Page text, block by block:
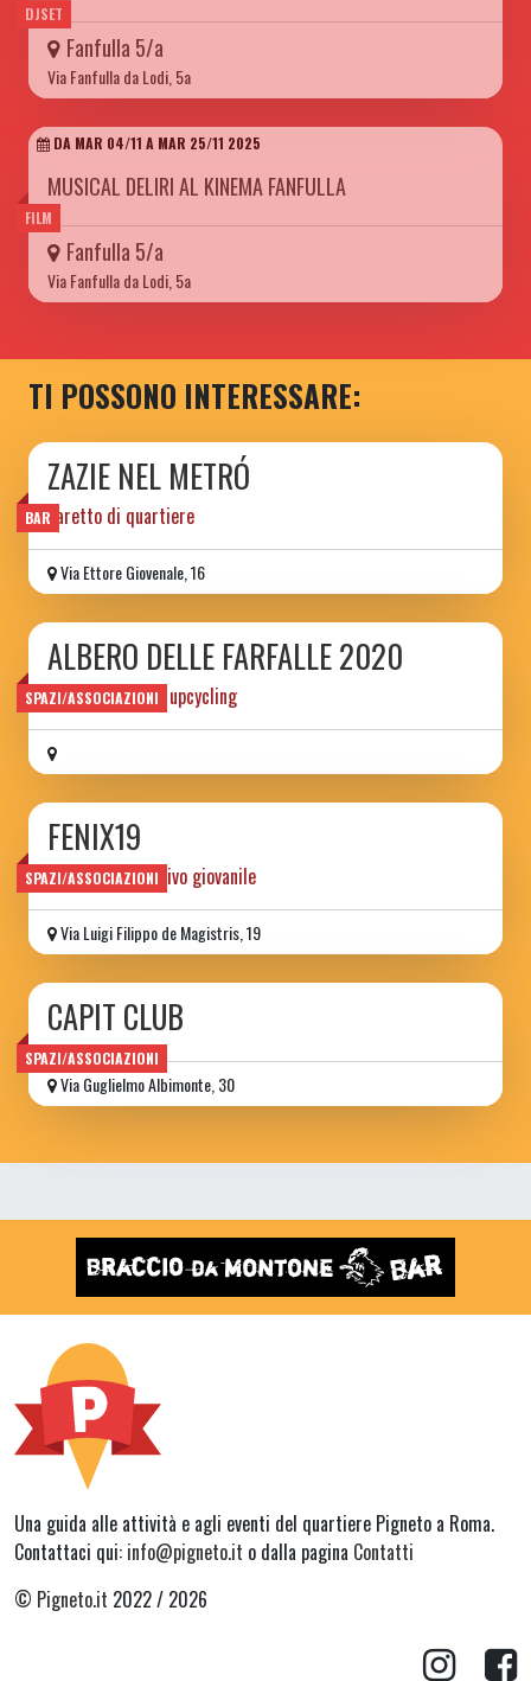
DJSET
Fanfulla 5/a
Via Fanfulla da Lodi, 5a
FILM
DA MAR 04/11 A MAR 25/11 2025
MUSICAL DELIRI AL KINEMA FANFULLA
Fanfulla 5/a
Via Fanfulla da Lodi, 5a
TI POSSONO INTERESSARE:
BAR
ZAZIE NEL METRÓ
baretto di quartiere
Via Ettore Giovenale, 16
SPAZI/ASSOCIAZIONI
ALBERO DELLE FARFALLE 2020
Collettivo d'arte upcycling
SPAZI/ASSOCIAZIONI
FENIX19
centro aggregativo giovanile
Via Luigi Filippo de Magistris, 19
SPAZI/ASSOCIAZIONI
CAPIT CLUB
Via Guglielmo Albimonte, 30
Una guida alle attività e agli eventi del quartiere Pigneto a Roma.
Contattaci qui: info@pigneto.it o dalla pagina Contatti
© Pigneto.it 2022 / 2026